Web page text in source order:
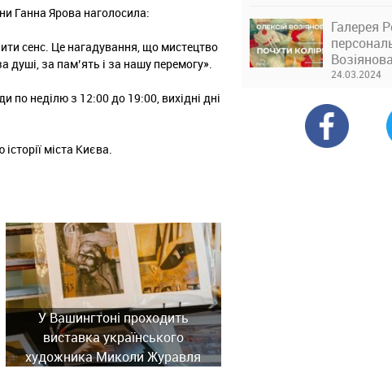
Ганна Ярова наголосила:
сенс. Це нагадування, що мистецтво
душі, за пам’ять і за нашу перемогу».
неділю з 12:00 до 19:00, вихідні дні
міста Києва.
У Вашингтоні проходить
виставка українського
художника Миколи Журавля
Галерея
Возіянова
24.03.2024